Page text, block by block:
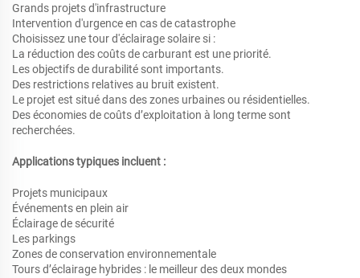
Grands projets d'infrastructure
Intervention d'urgence en cas de catastrophe
Choisissez une tour d'éclairage solaire si :
La réduction des coûts de carburant est une priorité.
Les objectifs de durabilité sont importants.
Des restrictions relatives au bruit existent.
Le projet est situé dans des zones urbaines ou résidentielles.
Des économies de coûts d’exploitation à long terme sont
recherchées.
Applications typiques incluent :
Projets municipaux
Événements en plein air
Éclairage de sécurité
Les parkings
Zones de conservation environnementale
Tours d’éclairage hybrides : le meilleur des deux mondes